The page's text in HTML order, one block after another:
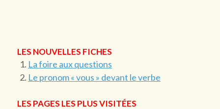
LES NOUVELLES FICHES
La foire aux questions
Le pronom « vous » devant le verbe
LES PAGES LES PLUS VISITÉES